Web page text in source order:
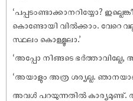
‘പപ്പടംണ്ടാക്കാനറിയ്യോ?
കൊണ്ടോയി വിൽക്കാം. വേറെ
സ്ഥലം കൊള്ളൂലാ.’
‘അപ്പോ നിങ്ങടെ ഭർത്താവില്ലേ,
‘അയാളും അത്ര ശര്യല്ല.
അവൾ പറയുന്നതിൽ കാര്യമുണ്ട്.